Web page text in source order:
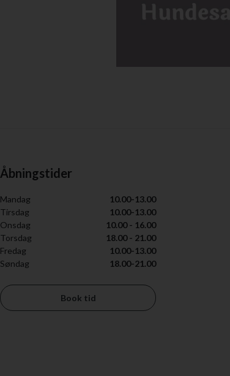
Åbningstider
Mandag
10.00-13.00
Tirsdag
10.00-13.00
Onsdag
10.00 - 16.00
Torsdag
18.00 - 21.00
Fredag
10.00-13.00
Søndag
18.00-21.00
Book tid